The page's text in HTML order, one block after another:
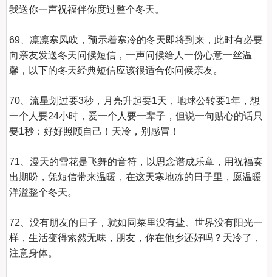
我送你一声祝福伴你度过整个冬天。
69、凛凛寒风吹，预示着寒冷的冬天即将到来，此时有必要
向亲友发送冬天问候短信，一声问候给人一份心意一丝温
馨，以下的冬天经典短信应该很适合你问候亲友。
70、流星划过要3秒，月亮升起要1天，地球公转要1年，想
一个人要24小时，爱一个人要一辈子，但说一句贴心的话只
要1秒：好好照顾自己！天冷，别感冒！
71、漫天的雪花是飞舞的音符，以思念谱成乐章，用祝福奏
出期盼，凭短信带来温暖，在这天寒地冻的日子里，愿温暖
洋溢整个冬天。
72、没有朋友的日子，就如同菜里没有盐、世界没有阳光一
样，生活变得索然无味，朋友，你在他乡还好吗？天冷了，
注意身体。